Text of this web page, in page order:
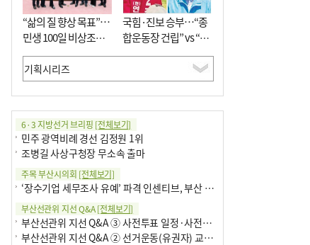
“삶의 질 향상 목표”…
민생 100일 비상조치
면밀 심사
국힘·진보 승부…“종
합운동장 건립” vs “출
근 공공버스 도입”
6·3 지방선거 브리핑 [전체보기]
민주 광역비례 경선 김정원 1위
조병길 사상구청장 무소속 출마
주목 부산시의회 [전체보기]
‘장수기업 세무조사 유예’ 파격 인센티브, 부산 유출 막을까
부산선관위 지선 Q&A[전체보기]
부산선관위 지선 Q&A ③ 사전투표 일정·사전투표함 보관
부산선관위 지선 Q&A ② 선거운동(유권자) 교육감투표용지